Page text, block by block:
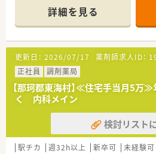
ています。また、調剤経験のない方
礎から学べます。家庭的な環境の
親身になって指導します。
■医師、訪問看護師、施設スタッ
し、患者さまのご自宅や各種高齢
し、薬剤管理、お薬に関するご説明
■社長との距離が近く自身の意見
です。薬局を開業したい従業員が
部】を立ち上げ、会社でもバック
がら情報収集をして実際に開局し
■大手と違いノルマも無く未完成
となって協力し合って作り上げて
社です
詳細を見る
更新日： 2026/07/17 薬剤師求人ID：
正社員
調剤薬局
【那珂郡東海村】≪住宅手当月5
く 内科メイン
検討リスト
駅チカ 週32h以上 新卒可 未経験可